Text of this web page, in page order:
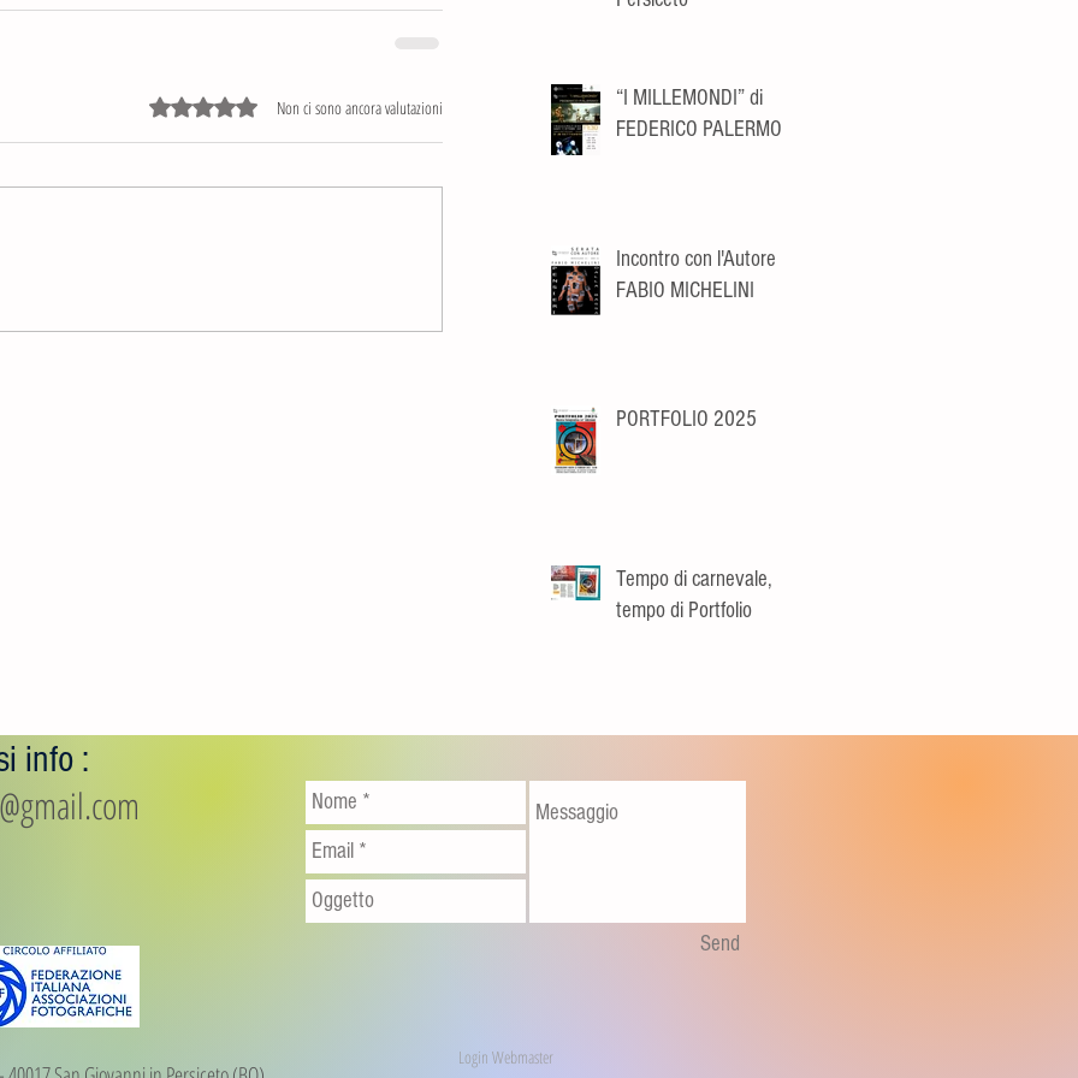
Valutazione 0 stelle su 5.Non ci sono ancora valutazioni
“I MILLEMONDI” di
FEDERICO PALERMO
Incontro con l'Autore
FABIO MICHELINI
PORTFOLIO 2025
Tempo di carnevale,
tempo di Portfolio
info :
Send
Login Webmaster